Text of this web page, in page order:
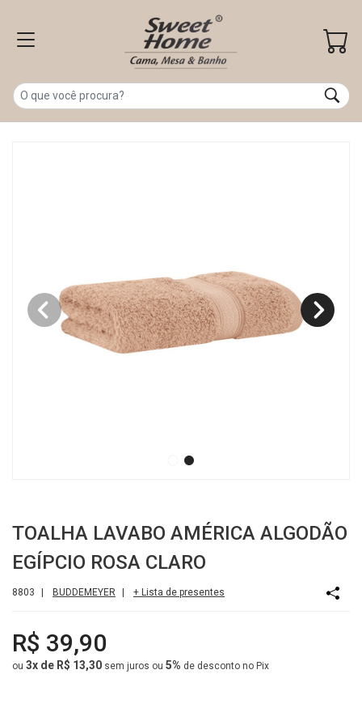
TOALHA LAVABO AMÉRICA ALGODÃO
EGÍPCIO ROSA CLARO
8803 BUDDEMEYER + Lista de presentes
R$ 39,90
ou 3x de R$ 13,30 sem juros ou 5% de desconto no Pix